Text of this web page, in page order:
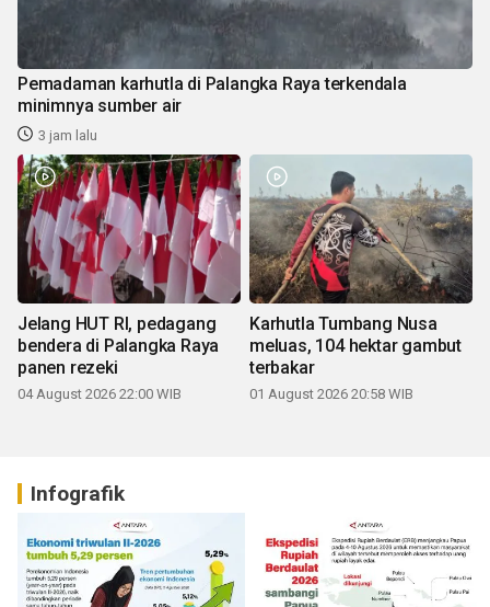
Pemadaman karhutla di Palangka Raya terkendala
minimnya sumber air
3 jam lalu
Jelang HUT RI, pedagang
bendera di Palangka Raya
panen rezeki
04 August 2026 22:00 WIB
Karhutla Tumbang Nusa
meluas, 104 hektar gambut
terbakar
01 August 2026 20:58 WIB
Infografik